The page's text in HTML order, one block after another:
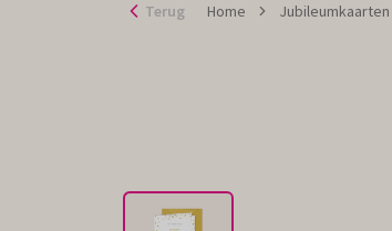
Terug Home Jubileumkaarten